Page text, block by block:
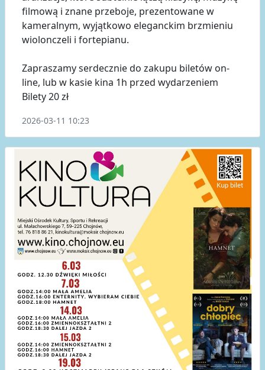
filmową i znane przeboje, prezentowane w
kameralnym, wyjątkowo eleganckim brzmieniu
wiolonczeli i fortepianu.
Zapraszamy serdecznie do zakupu biletów on-
line, lub w kasie kina 1h przed wydarzeniem
Bilety 20 zł
2026-03-11 10:23